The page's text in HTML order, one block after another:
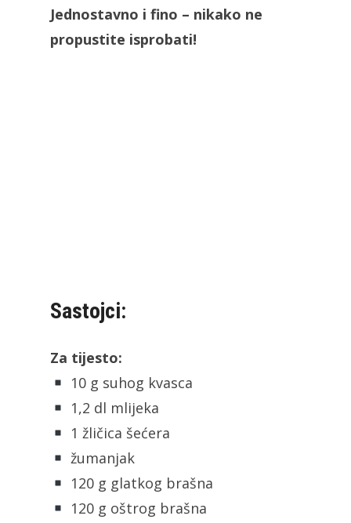
Jednostavno i fino – nikako ne
propustite isprobati!
Sastojci:
Za tijesto:
10 g suhog kvasca
1,2 dl mlijeka
1 žličica šećera
žumanjak
120 g glatkog brašna
120 g oštrog brašna